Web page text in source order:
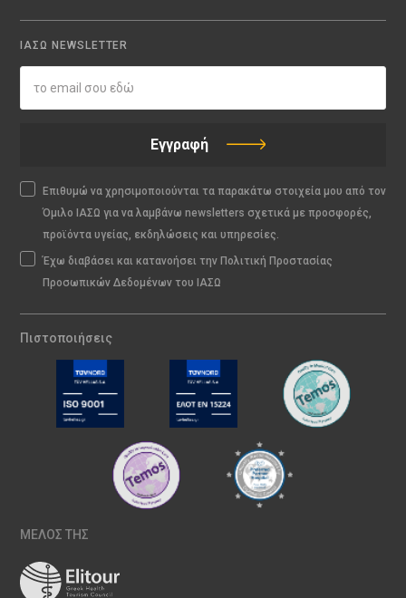
ΙΑΣΩ NEWSLETTER
Εγγραφή
Επιθυμώ να χρησιμοποιούνται τα παρακάτω στοιχεία μου από τον
Όμιλο ΙΑΣΩ για να λαμβάνω newsletters σχετικά με προσφορές,
προϊόντα υγείας, εκδηλώσεις και υπηρεσίες.
Έχω διαβάσει και κατανοήσει την Πολιτική Προστασίας
Προσωπικών Δεδομένων του ΙΑΣΩ
Πιστοποιήσεις
ΜΕΛΟΣ ΤΗΣ